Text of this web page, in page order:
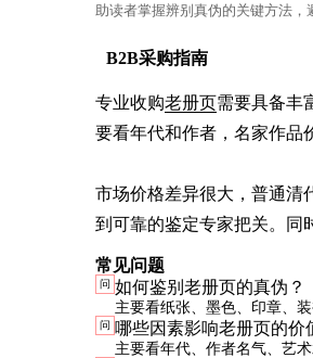
助读者掌握辨别真伪的关键方法，
B2B采购指南
专业收购老册页需要具备丰
要看年代和作者，名家作品
市场价格差异很大，普通清
到可靠的鉴定专家把关。同
常见问题
问 如何鉴别老册页的真伪？
主要看纸张、墨色、印章、
沉着，印章要有年代特征。
问 哪些因素影响老册页的价
主要看年代、作者名气、艺